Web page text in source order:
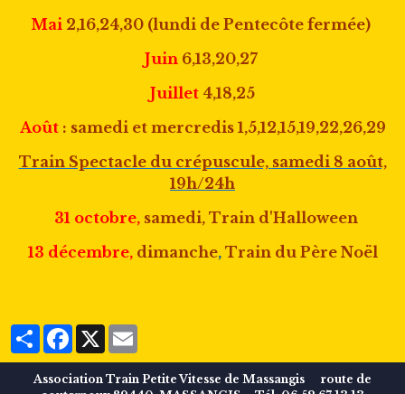
Mai 2,16,24,30 (lundi de Pentecôte fermée)
Juin6,13,20,27
Juillet 4,18,25
Août: samedi et mercredis 1,5,12,15,19,22,26,29
Train Spectacle du crépuscule, samedi 8 août,
19h/24h
31 octobre, samedi, Train d'Halloween
13 décembre, dimanche, Train du Père Noël
PartagerFacebook
X
Association Train PetiteVitesse de Massangis route de